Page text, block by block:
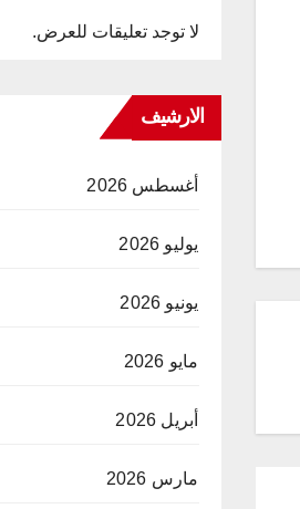
لا توجد تعليقات للعرض.
الارشيف
أغسطس 2026
يوليو 2026
يونيو 2026
مايو 2026
أبريل 2026
مارس 2026